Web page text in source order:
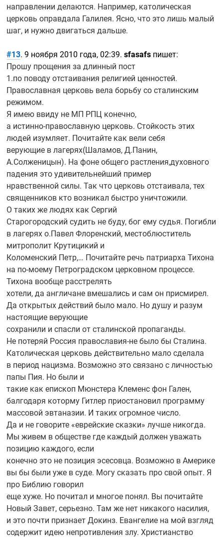
направлении делаются. Например, католическая
церковь оправдала Галилея. Ясно, что это лишь малый
шаг, и нужно двигаться дальше.
#13. 9 ноября 2010 года, 02:39.sfasafs пишет:
Прошу прощения за длинный пост
1.по поводу отстаивания религией ценностей.
Православная церковь вела борьбу со сталинским
режимом.
Я имею ввиду не МП РПЦ конечно,
а истинно-православную церковь. Стойкость этих
людей изумляет. Почитайте как вели себя
верующие в лагерях(Шаламов, Д.Панин,
А.Солженицын). На фоне общего растления,духовного
падения это удивительнейший пример
нравственной силы. Так что церковь отстаивала, тех
священников кто возникал быстро уничтожили.
О таких же людях как Сергий
Старогородский судить не буду, бог ему судья. Погибли
в лагерях о.Павел Флоренский, местоблюститель
митрополит Крутицикий и
Коломенский Петр,… Почитайте речь патриарха Тихона
на по-моему Петроградском церковном процессе.
Тихона вообще расстрелять
хотели, да англичане вмешались и сам он присмирел.
Да открытых действий было мало. Но душу и разум
настоящие верующие
сохранили и спасли от сталинской пропаганды.
Не потеряй Россия православия-не было бы Сталина.
Католическая церковь действительно мало сделала
в период нацизма. Возможно это связано с личностью
папы Пия. Но были и
такие как епископ Мюнстера Клеменс фон Гален,
балгодаря которму Гитлер приостановил программу
массовой эвтаназии. И таких огромное число.
Да и не говорите «еврейские сказки» лучше никогда.
Мы живем в обществе где каждый должен уважать
позицию каждого, если
конечно это не позиция эсесовца. Возможно в Америке
вы бы были уже в суде. Могу сказать про свой опыт. Я
про Библию говорил
еще хуже. Но почитал и многое понял. Вы почитайте
Новый Завет, серьезно. Там же нет никакого насилия,
и это почти признает Докинз. Евангелие на мой взгляд
содержит идею непротивления злу. Христианство